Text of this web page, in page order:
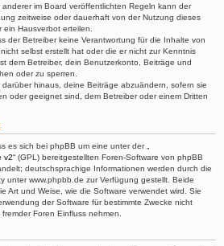
im Board veröffentlichten Regeln kann der
zeitweise oder dauerhaft von der Nutzung dieses
Hausverbot erteilen.
der Betreiber keine Verantwortung für die Inhalte von
selbst erstellt hat oder die er nicht zur Kenntnis
dem Betreiber, dein Benutzerkonto, Beiträge und
oder zu sperren.
hinaus, deine Beiträge abzuändern, sofern sie
oder geeignet sind, dem Betreiber oder einem Dritten
es sich bei phpBB um eine unter der „
v2“ (GPL) bereitgestellten Foren-Software von phpBB
deutschsprachige Informationen werden durch die
unter www.phpbb.de zur Verfügung gestellt. Beide
Art und Weise, wie die Software verwendet wird. Sie
der Software für bestimmte Zwecke nicht
Foren Einfluss nehmen.